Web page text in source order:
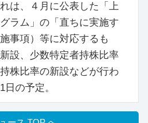
は、４月に公表した「上
ラム」の「直ちに実施す
事項）等に対応するも
設、少数特定者持株比率
株比率の新設などが行わ
の予定。